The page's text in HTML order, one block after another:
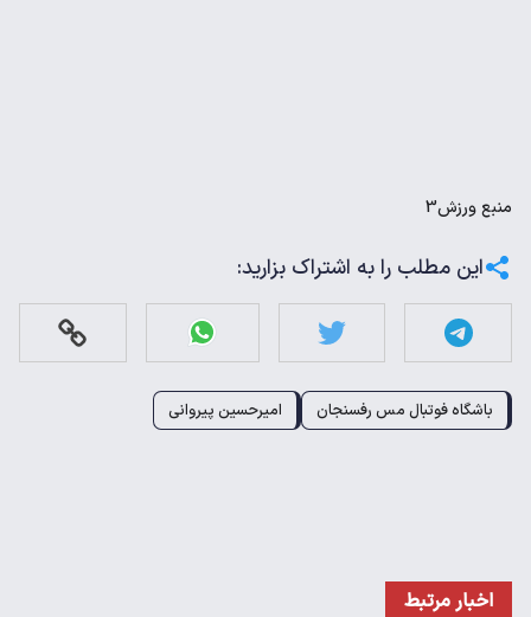
منبعورزش3
این مطلب را به اشتراک بزارید:
باشگاه فوتبال مس رفسنجان امیرحسین پیروانی
اخبار مرتبط